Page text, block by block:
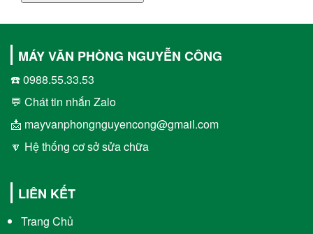
MÁY VĂN PHÒNG NGUYỄN CÔNG
☎️ 0988.55.33.53
💬 Chát tin nhắn Zalo
📩 mayvanphongnguyencong@gmail.com
🔽 Hệ thống cơ sở sửa chữa
LIÊN KẾT
Trang Chủ